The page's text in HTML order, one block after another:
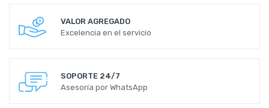
VALOR AGREGADO
Excelencia en el servicio
SOPORTE 24/7
Asesoría por WhatsApp